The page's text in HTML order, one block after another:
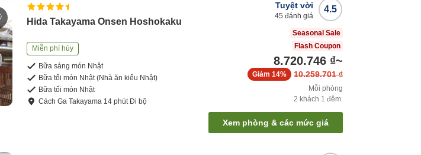
Hida Takayama Onsen Hoshokaku
Miễn phí hủy
Bữa sáng món Nhật
Bữa tối món Nhật (Nhà ăn kiểu Nhật)
Bữa tối món Nhật
CáchGa Takayama 14 phútĐi bộ
4.5
Tuyệt vời
45 đánh giá
Seasonal Sale
Flash Coupon
8.720.746 ₫~
10.259.701 ₫
Giảm 14%
Mỗi phòng
2 khách 1 đêm
Xem phòng & các mức giá